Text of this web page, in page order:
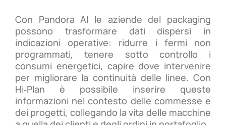
Con Pandora AI le aziende del packaging
possono trasformare dati dispersi in
indicazioni operative: ridurre i fermi non
programmati, tenere sotto controllo i
consumi energetici, capire dove intervenire
per migliorare la continuità delle linee. Con
Hi‑Plan è possibile inserire queste
informazioni nel contesto delle commesse e
dei progetti, collegando la vita delle macchine